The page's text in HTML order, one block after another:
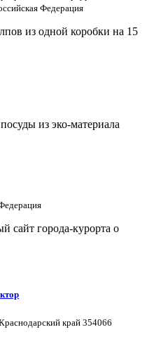
Федерация
из одной коробки на 15
из эко-материала
сайт города-курорта о
край 354066